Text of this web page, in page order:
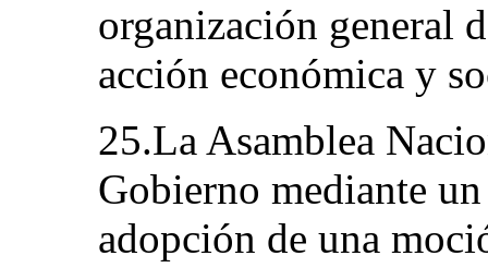
organización general
acción económica y
25.La Asamblea
Gobierno mediante
adopción de una